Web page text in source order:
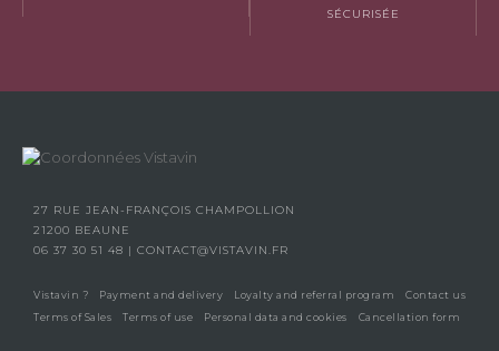
SÉCURISÉE
27 RUE JEAN-FRANÇOIS CHAMPOLLION
21200 BEAUNE
06 37 30 51 48 | CONTACT@VISTAVIN.FR
Vistavin ? Payment and delivery Loyalty and referral program
Contact us
Terms of Sales
Terms of use Personal data and cookies Cancellation form